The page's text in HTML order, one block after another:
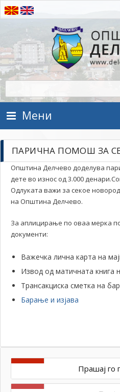
Прескокнете на содржината
Општина Делчево
Општина Делчево
Мени
ПАРИЧНА ПОМОШ ЗА
Општина Делчево доделува
дете во износ од 3.000
Одлуката важи за секое
на Општина Делчево.
За аплицирање по оваа мерка
документи:
Важечка лична карта на
Извод од матичната книга
Трансакциска сметка на
Барање и изјава
Прашај го